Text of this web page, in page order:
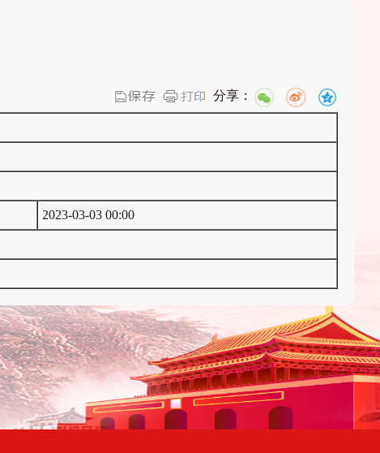
分享：
2023-03-03 00:00